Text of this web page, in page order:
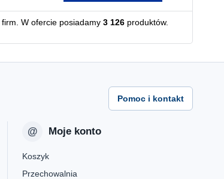
firm. W ofercie posiadamy 3 126 produktów.
Pomoc i kontakt
Moje konto
Koszyk
Przechowalnia